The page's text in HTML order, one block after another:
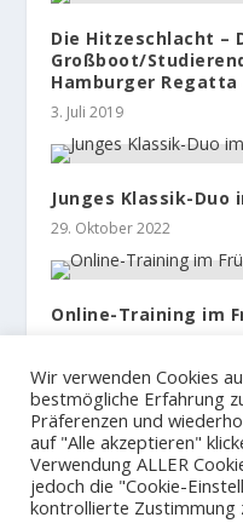
Die Hitzeschlacht –
Großboot/
Hamburger Regatta
3. Juli 2019
Junges Klassik-Duo
29. Oktober 2022
Online-Training im
© 2023Der
Wir verwenden Cookies
bestmögliche Erfahrung
Präferenzen und
auf "Alle akzeptieren"
Verwendung ALLER
jedoch die "Cookie-
kontrollierte Zustimmung